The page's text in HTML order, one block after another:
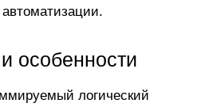
особенности
логический